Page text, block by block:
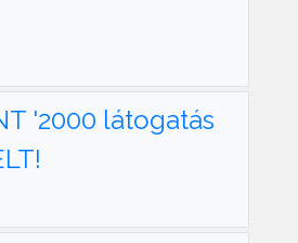
'2000 látogatás